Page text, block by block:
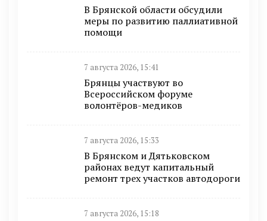
В Брянской области обсудили
меры по развитию паллиативной
помощи
7 августа 2026, 15:41
Брянцы участвуют во
Всероссийском форуме
волонтёров-медиков
7 августа 2026, 15:33
В Брянском и Дятьковском
районах ведут капитальный
ремонт трех участков автодороги
7 августа 2026, 15:18